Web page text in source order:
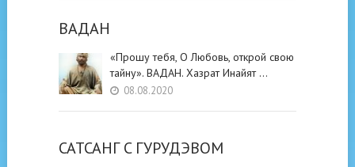
ВАДАН
«Прошу тебя, О Любовь, открой свою
тайну». ВАДАН. Хазрат Инайят …
08.08.2020
САТСАНГ C ГУРУДЭВОМ